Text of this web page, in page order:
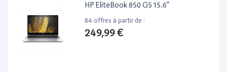
HP EliteBook 850 G5 15.6”
84 offres à partir de :
249,99 €